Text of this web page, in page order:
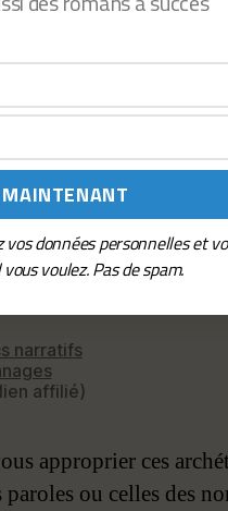
narratifs
affilié)
approprier ces
ou celles des
données personnelles et
voulez. Pas de spam.